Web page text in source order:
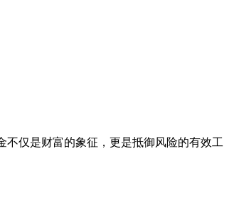
仅是财富的象征，更是抵御风险的有效工